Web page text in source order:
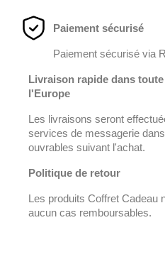
Paiement sécurisé
Paiement sécurisé via
Livraison rapide dans
l'Europe
Les livraisons seront
services de messagerie
ouvrables suivant l'achat.
Politique de retour
Les produits Coffret Cadeau
aucun cas remboursables.